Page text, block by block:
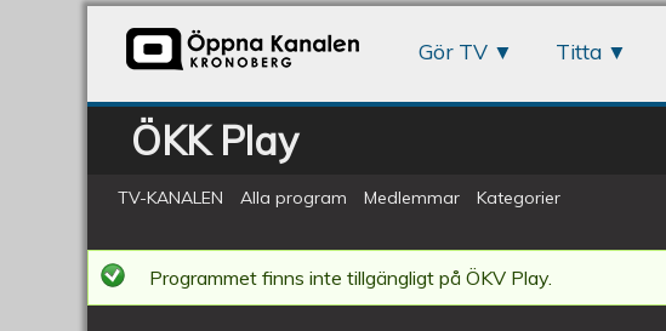
Gör TV Titta
ÖKK Play
TV-KANALEN Alla program Medlemmar Kategorier
Kronobergs
Regionfullmäktige
Programmet finns inte tillgängligt på ÖKV Play.